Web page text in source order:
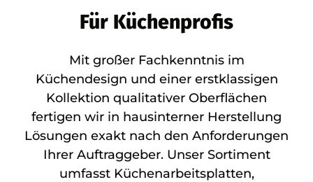
Für Küchenprofis
Mit großer Fachkenntnis im
Küchendesign und einer erstklassigen
Kollektion qualitativer Oberflächen
fertigen wir in hausinterner Herstellung
Lösungen exakt nach den Anforderungen
Ihrer Auftraggeber. Unser Sortiment
umfasst Küchenarbeitsplatten,